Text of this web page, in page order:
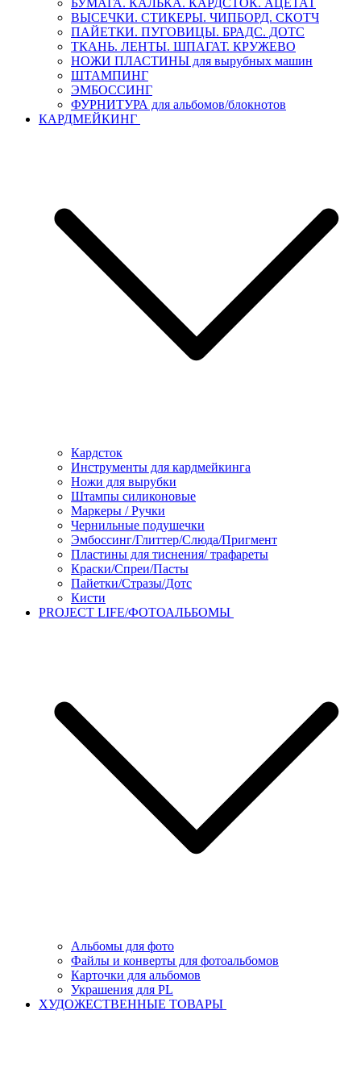
ВЫСЕЧКИ. СТИКЕРЫ. ЧИПБОРД. СКОТЧ
ПАЙЕТКИ. ПУГОВИЦЫ. БРАДС. ДОТС
ТКАНЬ. ЛЕНТЫ. ШПАГАТ. КРУЖЕВО
НОЖИ ПЛАСТИНЫ для вырубных машин
ШТАМПИНГ
ЭМБОССИНГ
ФУРНИТУРА для альбомов/блокнотов
КАРДМЕЙКИНГ
Кардсток
Инструменты для кардмейкинга
Ножи для вырубки
Штампы силиконовые
Маркеры / Ручки
Чернильные подушечки
Эмбоссинг/Глиттер/Слюда/Пригмент
Пластины для тиснения/ трафареты
Краски/Спреи/Пасты
Пайетки/Стразы/Дотс
Кисти
PROJECT LIFE/ФОТОАЛЬБОМЫ
Альбомы для фото
Файлы и конверты для фотоальбомов
Карточки для альбомов
Украшения для PL
ХУДОЖЕСТВЕННЫЕ ТОВАРЫ